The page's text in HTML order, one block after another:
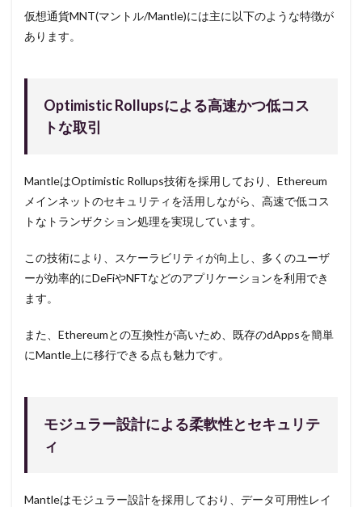
仮想通貨MNT(マントル/Mantle)には主に以下のような特徴が
あります。
Optimistic Rollupsによる高速かつ低コス
トな取引
MantleはOptimistic Rollups技術を採用しており、Ethereum
メインネットのセキュリティを活用しながら、高速で低コス
トなトランザクション処理を実現しています。
この技術により、スケーラビリティが向上し、多くのユーザ
ーが効率的にDeFiやNFTなどのアプリケーションを利用でき
ます。
また、Ethereumとの互換性が高いため、既存のdAppsを簡単
にMantle上に移行できる点も魅力です。
モジュラー設計による柔軟性とセキュリテ
ィ
Mantleはモジュラー設計を採用しており、データ可用性レイ